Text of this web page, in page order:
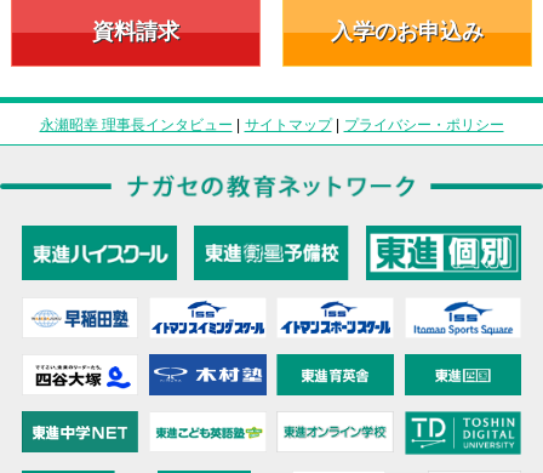
資料請求 入学のお申込み
永瀬昭幸 理事長インタビュー | サイトマップ| プライバシー・ポリシー